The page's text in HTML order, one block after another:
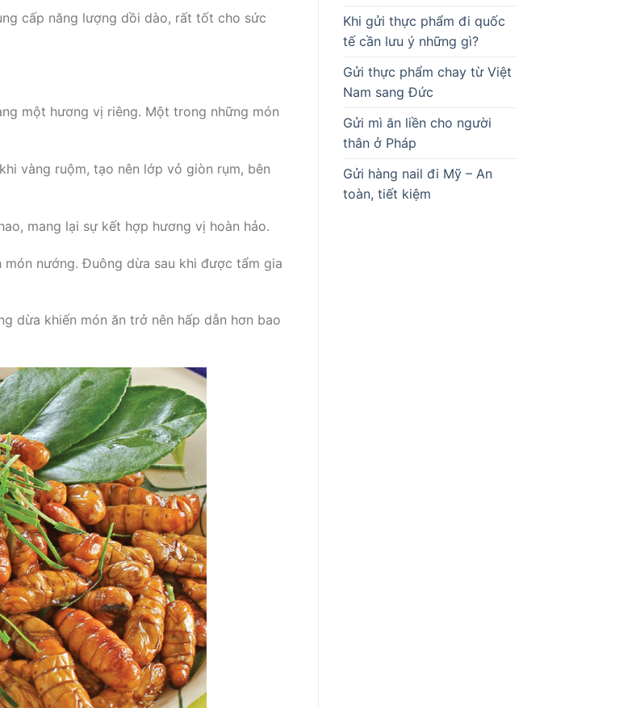
cấp năng lượng dồi dào, rất tốt cho sức
một hương vị riêng. Một trong những món
vàng ruộm, tạo nên lớp vỏ giòn rụm, bên
mang lại sự kết hợp hương vị hoàn hảo.
nướng. Đuông dừa sau khi được tẩm gia
dừa khiến món ăn trở nên hấp dẫn hơn bao
Khi gửi thực phẩm đi quốc
tế cần lưu ý những gì?
Gửi thực phẩm chay từ Việt
Nam sang Đức
Gửi mì ăn liền cho người
thân ở Pháp
Gửi hàng nail đi Mỹ – An
toàn, tiết kiệm